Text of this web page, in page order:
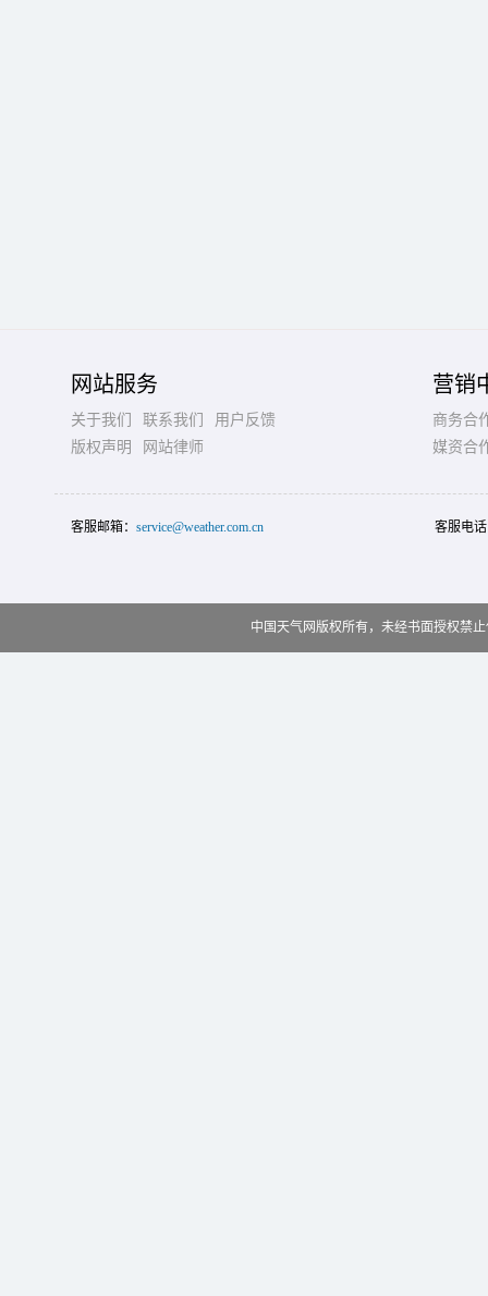
网站服务
关于我们 联系我们
用户反馈
版权声明
网站律师
营销
商务合
媒资合
客服邮箱： service@weather.com.cn 客服电
中国天气网版权所有，未经书面授权